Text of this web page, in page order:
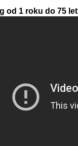
od 1 roku do 75 let